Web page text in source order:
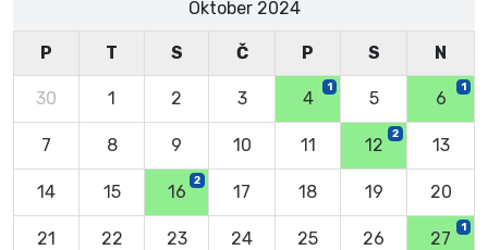
Oktober 2024
P T S Č P S N
30 1 2 3 4
1
5 6
1
7 8 9 10 11 12
2
13
14 15 16
2
17 18 19 20
21 22 23 24 25 26 27
1